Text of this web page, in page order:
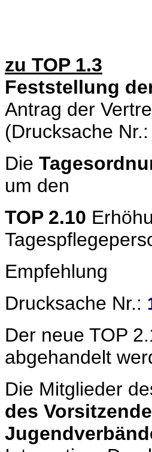
zu TOP 1.3
Feststellung
Antrag der
(Drucksache Nr.:
Die
um den
TOP 2.10
Empfehlung
Drucksache Nr.:
Der neue TOP
abgehandelt
Die Mitglieder
des